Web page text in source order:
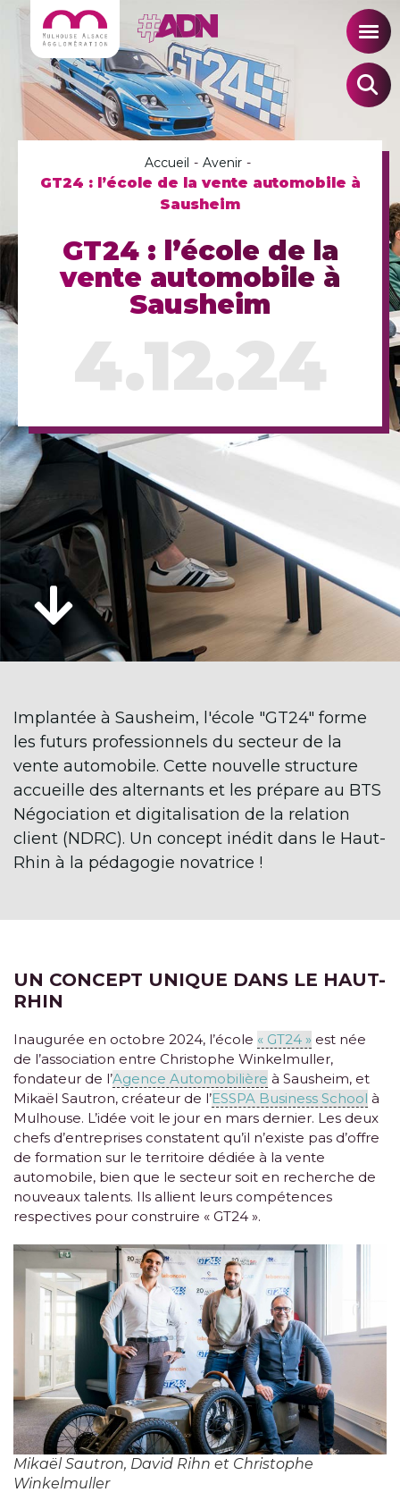
Accueil - Avenir -
GT24 : l’école de la vente automobile à
Sausheim
GT24 : l’école de la
vente automobile à
Sausheim
4.12.24
Implantée à Sausheim, l'école "GT24" forme
les futurs professionnels du secteur de la
vente automobile. Cette nouvelle structure
accueille des alternants et les prépare au BTS
Négociation et digitalisation de la relation
client (NDRC). Un concept inédit dans le Haut-
Rhin à la pédagogie novatrice !
UN CONCEPT UNIQUE DANS LE HAUT-
RHIN
Inaugurée en octobre 2024, l’école « GT24 » est née
de l’association entre Christophe Winkelmuller,
fondateur de l’Agence Automobilière à Sausheim, et
Mikaël Sautron, créateur de l’ESSPA Business School à
Mulhouse. L’idée voit le jour en mars dernier. Les deux
chefs d’entreprises constatent qu’il n’existe pas d’offre
de formation sur le territoire dédiée à la vente
automobile, bien que le secteur soit en recherche de
nouveaux talents. Ils allient leurs compétences
respectives pour construire « GT24 ».
Mikaël Sautron, David Rihn et Christophe
Winkelmuller